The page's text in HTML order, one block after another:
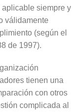
siempre y
válidamente
(según el
de 1997).
tienen una
con otros
complicada al